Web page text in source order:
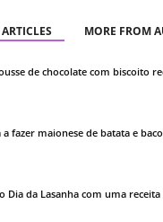
MORE FROM
de chocolate com biscoito
a fazer maionese de batata e
Dia da Lasanha com uma